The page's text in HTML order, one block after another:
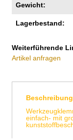
Gewicht:
Lagerbestand:
Weiterführende
Artikel anfragen
Beschreibung
einfach- mit